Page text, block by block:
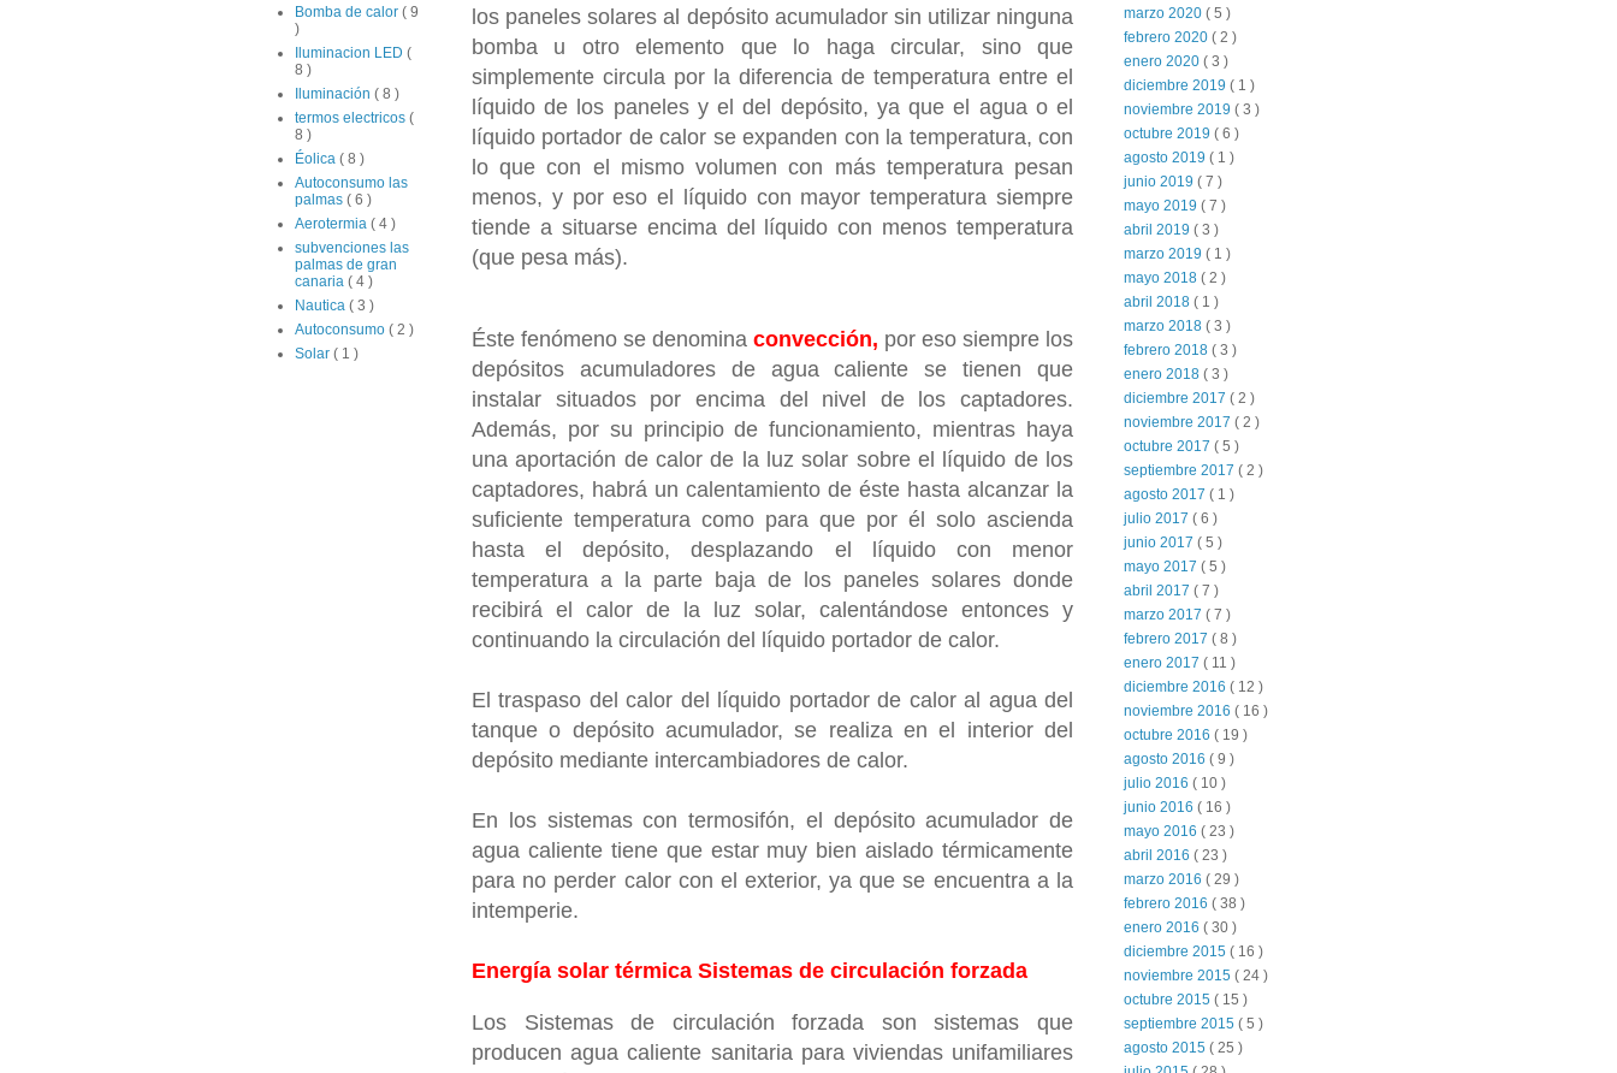
los paneles solares al depósito acumulador sin utilizar ninguna
bomba u otro elemento que lo haga circular, sino que
simplemente circula por la diferencia de temperatura entre el
líquido de los paneles y el del depósito, ya que el agua o el
líquido portador de calor se expanden con la temperatura, con
lo que con el mismo volumen con más temperatura pesan
menos, y por eso el líquido con mayor temperatura siempre
tiende a situarse encima del líquido con menos temperatura
(que pesa más).
Éste fenómeno se denomina convección, por eso siempre los
depósitos acumuladores de agua caliente se tienen que
instalar situados por encima del nivel de los captadores.
Además, por su principio de funcionamiento, mientras haya
una aportación de calor de la luz solar sobre el líquido de los
captadores, habrá un calentamiento de éste hasta alcanzar la
suficiente temperatura como para que por él solo ascienda
hasta el depósito, desplazando el líquido con menor
temperatura a la parte baja de los paneles solares donde
recibirá el calor de la luz solar, calentándose entonces y
continuando la circulación del líquido portador de calor.
El traspaso del calor del líquido portador de calor al agua del
tanque o depósito acumulador, se realiza en el interior del
depósito mediante intercambiadores de calor.
En los sistemas con termosifón, el depósito acumulador de
agua caliente tiene que estar muy bien aislado térmicamente
para no perder calor con el exterior, ya que se encuentra a la
intemperie.
Energía solar térmica Sistemas de circulación forzada
Los Sistemas de circulación forzada son sistemas que
producen agua caliente sanitaria para viviendas unifamiliares
Bomba de calor ( 9
)
Iluminacion LED (
8 )
Iluminación ( 8 )
termos electricos (
8 )
Éolica ( 8 )
Autoconsumo las
palmas ( 6 )
Aerotermia ( 4 )
subvenciones las
palmas de gran
canaria ( 4 )
Nautica ( 3 )
Autoconsumo ( 2 )
Solar ( 1 )
marzo 2020 ( 5 )
febrero 2020 ( 2 )
enero 2020 ( 3 )
diciembre 2019 ( 1 )
noviembre 2019 ( 3 )
octubre 2019 ( 6 )
agosto 2019 ( 1 )
junio 2019 ( 7 )
mayo 2019 ( 7 )
abril 2019 ( 3 )
marzo 2019 ( 1 )
mayo 2018 ( 2 )
abril 2018 ( 1 )
marzo 2018 ( 3 )
febrero 2018 ( 3 )
enero 2018 ( 3 )
diciembre 2017 ( 2 )
noviembre 2017 ( 2 )
octubre 2017 ( 5 )
septiembre 2017 ( 2 )
agosto 2017 ( 1 )
julio 2017 ( 6 )
junio 2017 ( 5 )
mayo 2017 ( 5 )
abril 2017 ( 7 )
marzo 2017 ( 7 )
febrero 2017 ( 8 )
enero 2017 ( 11 )
diciembre 2016 ( 12 )
noviembre 2016 ( 16 )
octubre 2016 ( 19 )
agosto 2016 ( 9 )
julio 2016 ( 10 )
junio 2016 ( 16 )
mayo 2016 ( 23 )
abril 2016 ( 23 )
marzo 2016 ( 29 )
febrero 2016 ( 38 )
enero 2016 ( 30 )
diciembre 2015 ( 16 )
noviembre 2015 ( 24 )
octubre 2015 ( 15 )
septiembre 2015 ( 5 )
agosto 2015 ( 25 )